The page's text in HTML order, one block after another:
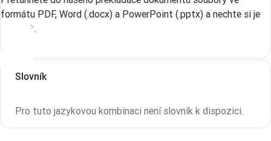
formátu PDF, Word (.docx) a PowerPoint (.pptx) a nechte si je
přeložit.
Slovník
Pro tuto jazykovou kombinaci není slovník k dispozici.